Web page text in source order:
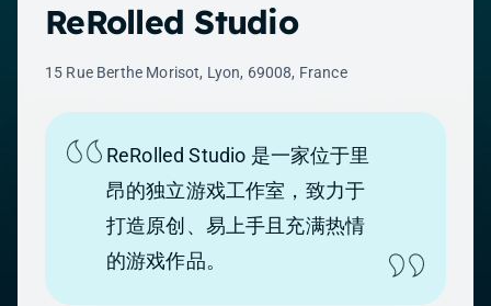
ReRolled Studio
15 Rue Berthe Morisot, Lyon, 69008, France
ReRolled Studio 是一家位于里
昂的独立游戏工作室，致力于
打造原创、易上手且充满热情
的游戏作品。